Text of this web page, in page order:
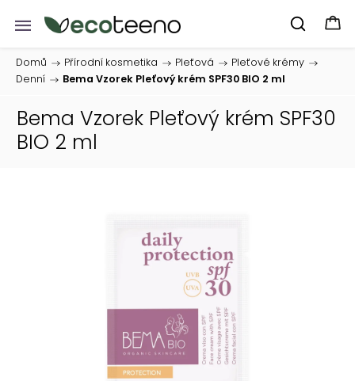
Domů / Přírodní kosmetika / Pleťová / Pleťové krémy /
Denní / Bema Vzorek Pleťový krém SPF30 BIO 2 ml
Bema Vzorek Pleťový krém SPF30
BIO 2 ml